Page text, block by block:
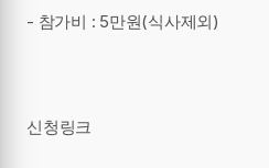
- 참가비 : 5만원(식사제외)
신청링크